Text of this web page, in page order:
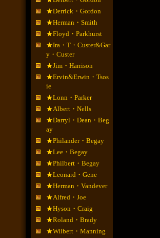
★Derrick・Gordon
★Herman・Smith
★Floyd・Parkhurst
★Ira・T・Custer&Gar
y・Custer
★Jim・Harrison
★Ervin&Erwin・Tsos
ie
★Lonn・Parker
★Albert・Nells
★Darryl・Dean・Beg
ay
★Philander・Begay
★Lee・Begay
★Philbert・Begay
★Leonard・Gene
★Herman・Vandever
★Alfred・Joe
★Hyson・Craig
★Roland・Brady
★Wilbert・Manning